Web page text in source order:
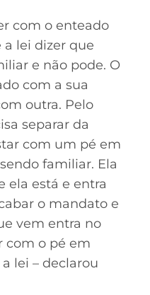
com o enteado
a lei dizer que
e não pode. O
com a sua
outra. Pelo
separar da
com um pé em
familiar. Ela
ela está e entra
o mandato e
vem entra no
com o pé em
lei – declarou